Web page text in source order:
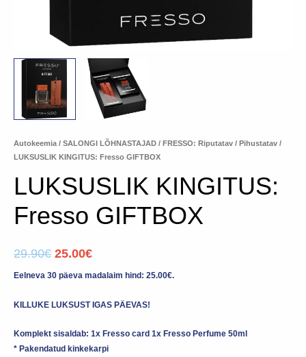
Autokeemia / SALONGI LÕHNASTAJAD / FRESSO: Riputatav / Pihustatav /
LUKSUSLIK KINGITUS: Fresso GIFTBOX
LUKSUSLIK KINGITUS:
Fresso GIFTBOX
29.90€ 25.00€
Eelneva 30 päeva madalaim hind: 25.00€.
KILLUKE LUKSUST IGAS PÄEVAS!
Komplekt sisaldab: 1x Fresso card 1x Fresso Perfume 50ml
* Pakendatud kinkekarpi